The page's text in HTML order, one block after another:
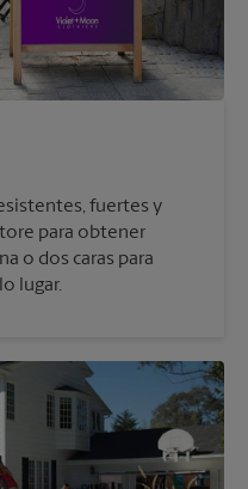
fuertes y
para obtener
o dos caras para
lugar.